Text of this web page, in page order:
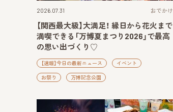
2026.07.31 おでかけ
【関西最大級】大満足！ 縁日から花火まで
満喫できる「万博夏まつり2026」で最高
の思い出づくり♡
【速報】今日の最新ニュース イベント
お祭り 万博記念公園